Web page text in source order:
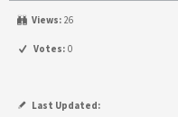
Views: 26
Votes: 0
Last Updated: